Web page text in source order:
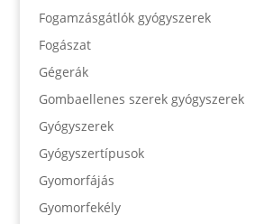
Fogamzásgátlók gyógyszerek
Fogászat
Gégerák
Gombaellenes szerek gyógyszerek
Gyógyszerek
Gyógyszertípusok
Gyomorfájás
Gyomorfekély